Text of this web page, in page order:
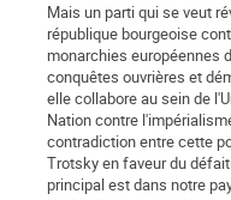
Mais un parti qui se veut
république bourgeoise
monarchies européennes
conquêtes ouvrières et
elle collabore au sein de
Nation contre
contradiction entre cette
Trotsky en faveur du
principal est dans notre